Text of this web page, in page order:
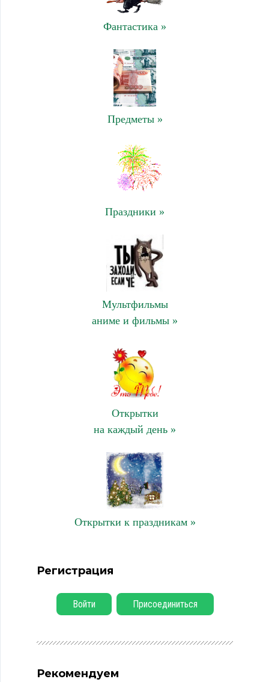
Фантастика »
Предметы »
Праздники »
Мультфильмы
аниме и фильмы »
Открытки
на каждый день »
Открытки к праздникам »
Регистрация
Войти Присоединиться
Рекомендуем